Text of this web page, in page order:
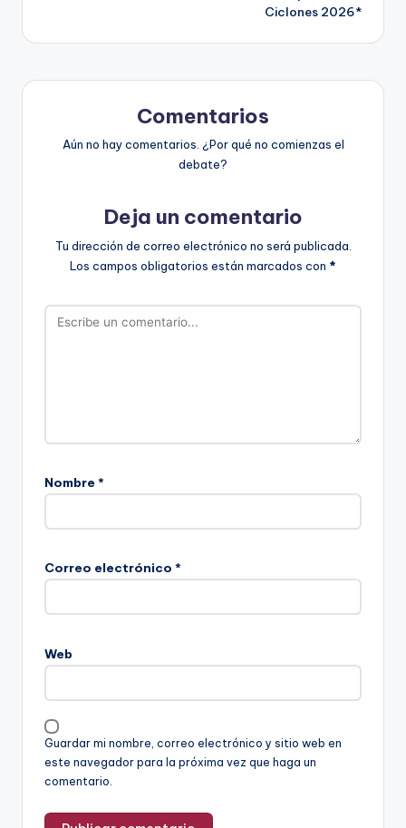
Ciclones 2026*
Comentarios
Aún no hay comentarios. ¿Por qué no comienzas el
debate?
Deja un comentario
Tu dirección de correo electrónico no será publicada.
Los campos obligatorios están marcados con *
Nombre *
Correo electrónico *
Web
Guardar mi nombre, correo electrónico y sitio web en
este navegador para la próxima vez que haga un
comentario.